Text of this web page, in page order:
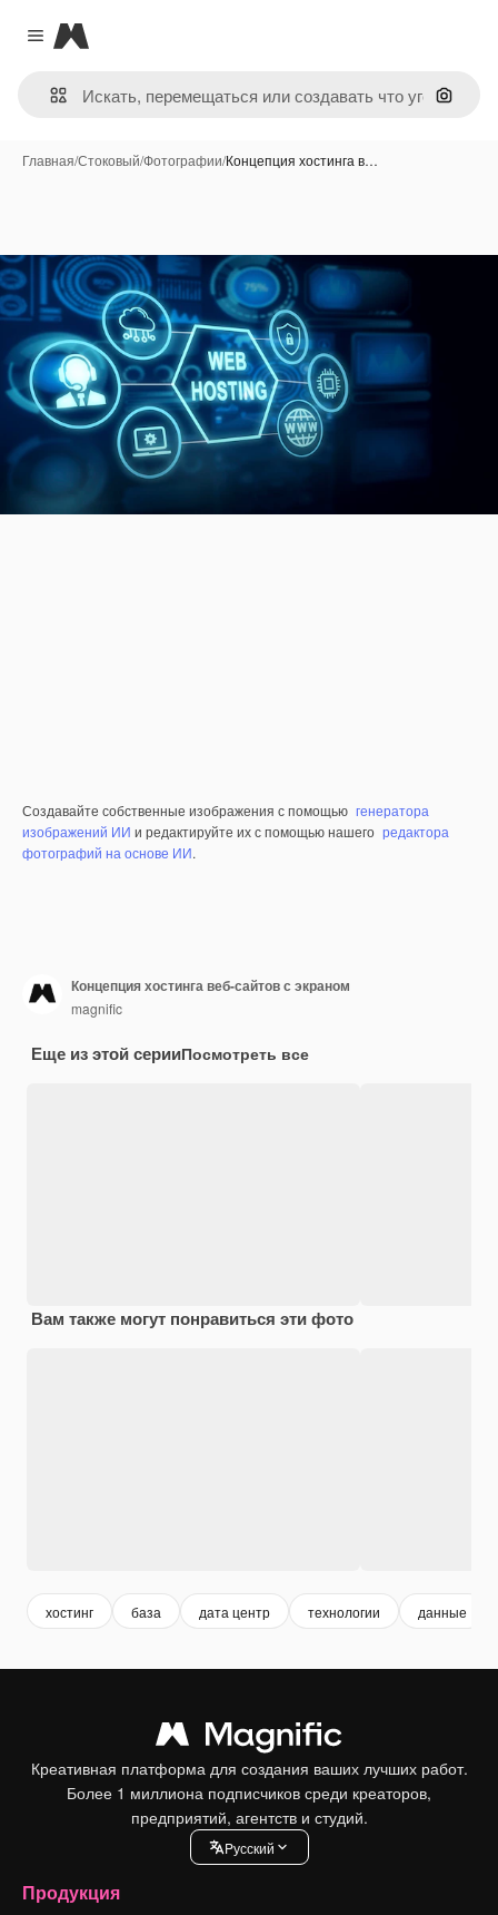
Close menu
Magnific
Поиск
Главная/Стоковый/Фотографии/Концепция хостинга в…
Создавайте собственные изображения с помощью генератора
изображений ИИ и редактируйте их с помощью нашего редактора
фотографий на основе ИИ.
Концепция хостинга веб-сайтов с экраном
magnific
Еще из этой серииПосмотреть все
Вам также могут понравиться эти фото
хостинг база дата центр технологии данные
Креативная платформа для создания ваших лучших работ.
Более 1 миллиона подписчиков среди креаторов,
предприятий, агентств и студий.
Pусский
Продукция